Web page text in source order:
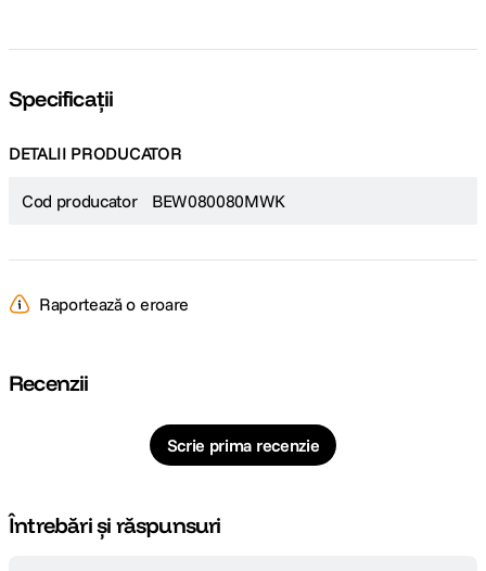
Specificații
DETALII PRODUCATOR
Cod producator BEW080080MWK
Raportează o eroare
Recenzii
Scrie prima recenzie
Întrebări și răspunsuri